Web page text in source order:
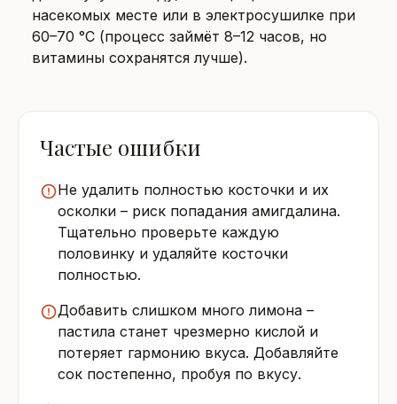
насекомых месте или в электросушилке при
60–70 °C (процесс займёт 8–12 часов, но
витамины сохранятся лучше).
Частые ошибки
Не удалить полностью косточки и их
осколки – риск попадания амигдалина.
Тщательно проверьте каждую
половинку и удаляйте косточки
полностью.
Добавить слишком много лимона –
пастила станет чрезмерно кислой и
потеряет гармонию вкуса. Добавляйте
сок постепенно, пробуя по вкусу.